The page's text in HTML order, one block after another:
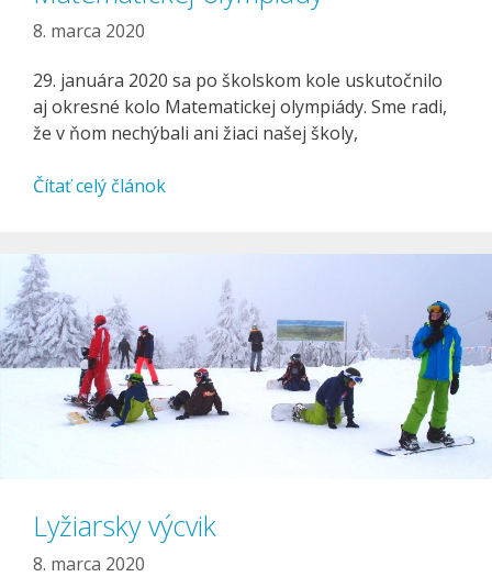
8. marca 2020
29. januára 2020 sa po školskom kole uskutočnilo
aj okresné kolo Matematickej olympiády. Sme radi,
že v ňom nechýbali ani žiaci našej školy,
Čítať celý článok
Lyžiarsky výcvik
8. marca 2020